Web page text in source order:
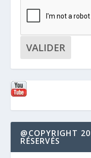
@COPYRIGHT
RÉSERVÉS